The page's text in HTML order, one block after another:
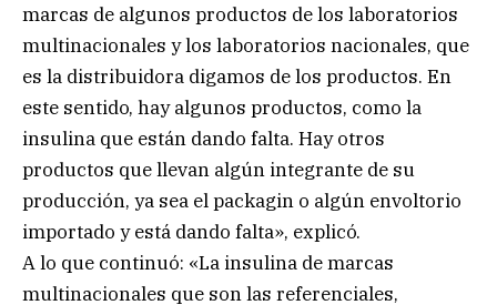
marcas de algunos productos de los laboratorios
multinacionales y los laboratorios nacionales, que
es la distribuidora digamos de los productos. En
este sentido, hay algunos productos, como la
insulina que están dando falta. Hay otros
productos que llevan algún integrante de su
producción, ya sea el packagin o algún envoltorio
importado y está dando falta», explicó.
A lo que continuó: «La insulina de marcas
multinacionales que son las referenciales,